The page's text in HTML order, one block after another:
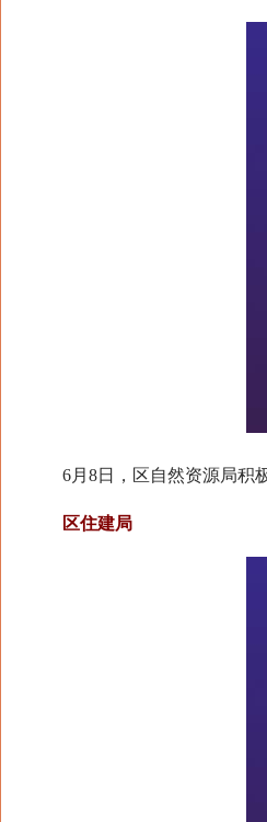
6月8日，区自然资源局积极
区住建局